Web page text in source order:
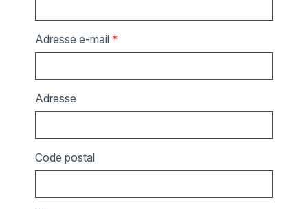
Adresse e-mail *
Adresse
Code postal